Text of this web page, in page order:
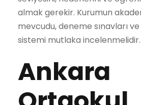
almak gerekir. Kurumun
mevcudu, deneme sınavları
sistemi mutlaka incelenmelidir.
Ankara